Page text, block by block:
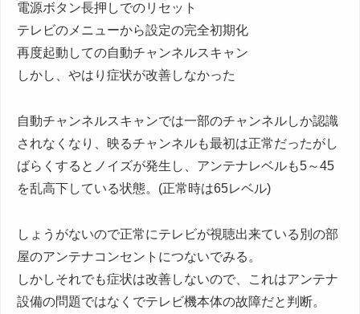
電源ボタン長押しでのリセット
テレビのメニューから設定の完全初期化
再度起動しての自動チャンネルスキャン
しかし、やはり症状が改善しなかった
自動チャンネルスキャンでは一部のチャンネルしか認識
されなくなり、映るチャンネルも最初は正常だったがし
ばらくするとノイズが発生し、アンテナレベルも5～45
を乱高下している状態。(正常時は65レベル)
しょうがないので正常にテレビが視聴出来ている別の部
屋のアンテナコンセントにつないでみる。
しかしそれでも症状は改善しないので、これはアンテナ
設備の問題ではなくでテレビ機本体の故障だと判断。